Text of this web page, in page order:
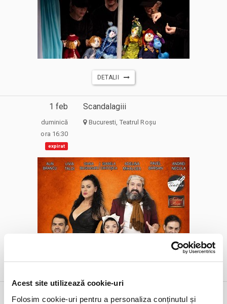
Acest site utilizează cookie-uri
Folosim cookie-uri pentru a personaliza conținutul și
DETALII
1 feb
duminică
ora 16:30
expirat
Scandalagiii
Bucuresti, Teatrul Roșu
vs Universitatea Craiova